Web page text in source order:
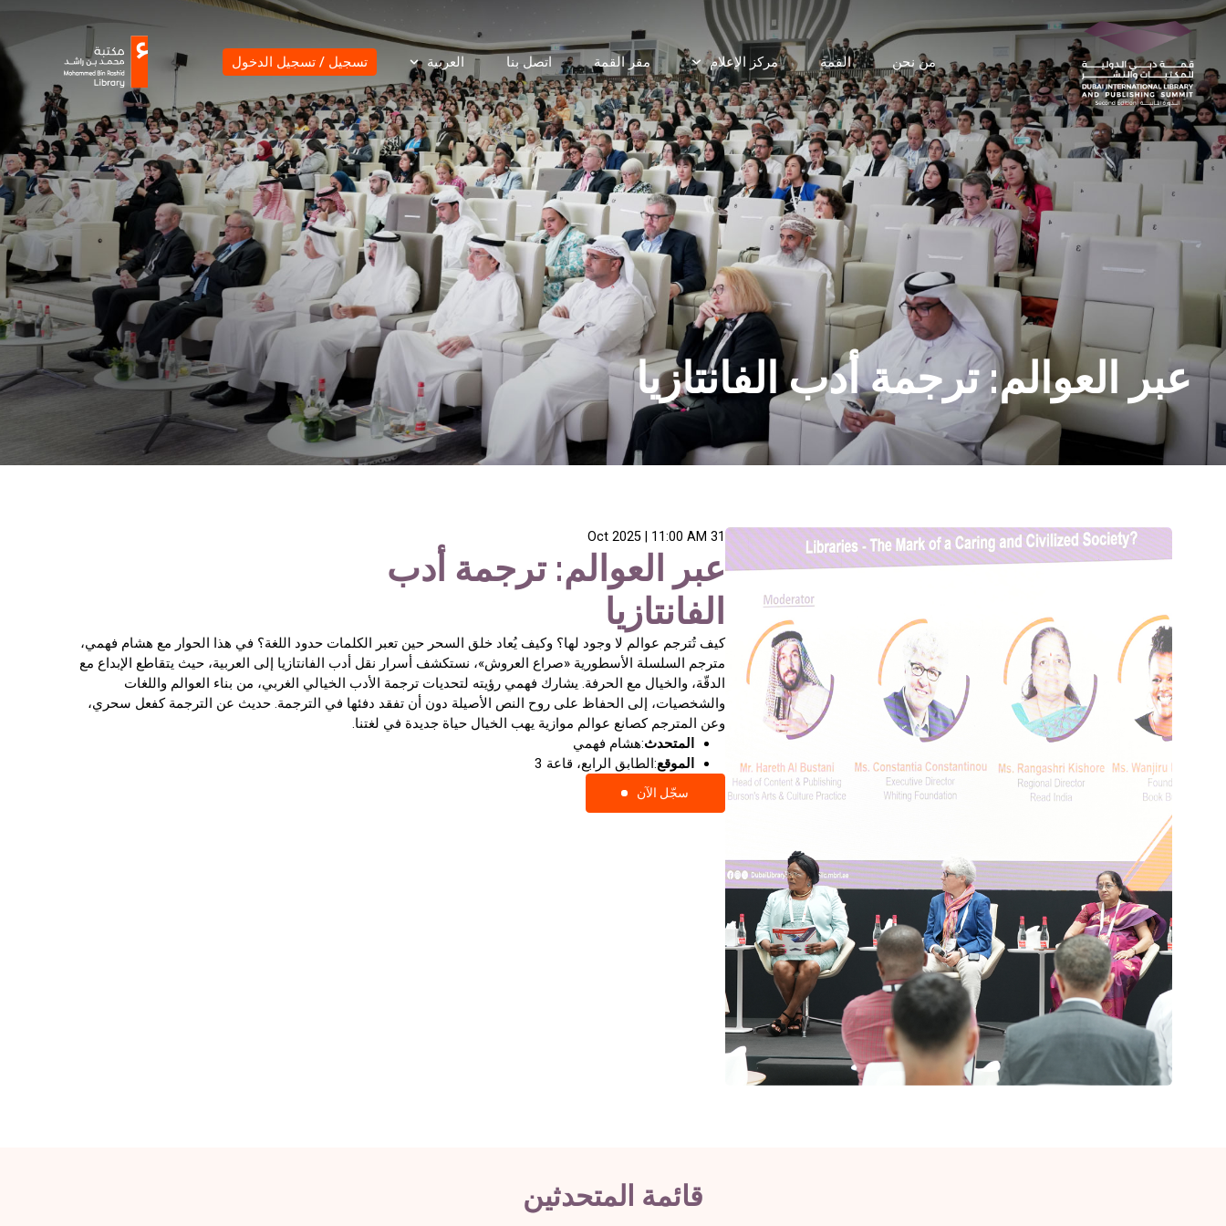
من نحن القمة مركز الإعلام مقر القمة اتصل بنا العربية تسجيل / تسجيل الدخول
ترجمة أدب الفانتازيا
عبر العوالم: ترجمة أدب
الفانتازيا
كيف تُترجم عوالم لا وجود لها؟ وكيف يُعاد خلق السحر حين تعبر الكلمات حدود اللغة؟ في هذا الحوار مع هشام فهمي،
مترجم السلسلة الأسطورية «صراع العروش»، نستكشف أسرار نقل أدب الفانتازيا إلى العربية، حيث يتقاطع الإبداع مع
الدقّة، والخيال مع الحرفة. يشارك فهمي رؤيته لتحديات ترجمة الأدب الخيالي الغربي، من بناء العوالم واللغات
وعن المترجم كصانع عوالم موازية يهب الخيال حياة جديدة في لغتنا.
المتحدث:هشام فهمي
الموقع:الطابق الرابع، قاعة 3
سجّل الآن